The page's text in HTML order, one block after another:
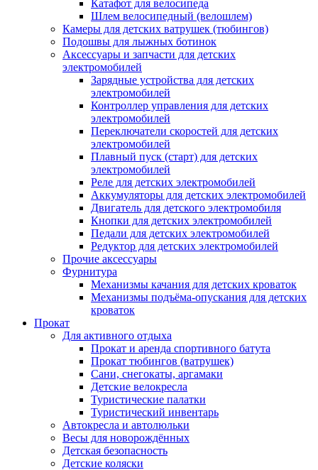
Катафот для велосипеда
Шлем велосипедный (велошлем)
Камеры для детских ватрушек (тюбингов)
Подошвы для лыжных ботинок
Аксессуары и запчасти для детских
электромобилей
Зарядные устройства для детских
электромобилей
Контроллер управления для детских
электромобилей
Переключатели скоростей для детских
электромобилей
Плавный пуск (старт) для детских
электромобилей
Реле для детских электромобилей
Аккумуляторы для детских электромобилей
Двигатель для детского электромобиля
Кнопки для детских электромобилей
Педали для детских электромобилей
Редуктор для детских электромобилей
Прочие аксессуары
Фурнитура
Механизмы качания для детских кроваток
Механизмы подъёма-опускания для детских
кроваток
Прокат
Для активного отдыха
Прокат и аренда спортивного батута
Прокат тюбингов (ватрушек)
Сани, снегокаты, аргамаки
Детские велокресла
Туристические палатки
Туристический инвентарь
Автокресла и автолюльки
Весы для новорождённых
Детская безопасность
Детские коляски